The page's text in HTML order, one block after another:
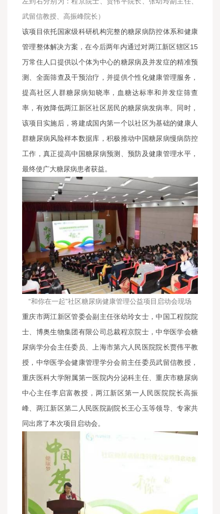
武留信教授、高振峰院长）
该项目依托国家级科研机构完整的糖尿病防控体系和健康
管理整体解决方案，在今后两年内通过对两江新区辖区15
万常住人口提供以个体为中心的糖尿病及并发症的精准预
测、全面筛查及干预治疗，并提供个性化健康管理服务，
提高社区人群糖尿病知晓率，血糖达标率和并发症筛查
率，有效降低两江新区社区居民的糖尿病发病率。同时，
该项目实施后，将建成国内第一个以社区为基础的健康人
群糖尿病风险样本数据库，积极推动中国糖尿病慢病防控
工作，真正提高中国糖尿病预测、预防及健康管理水平，
最终使广大糖尿病患者获益。
“和你在一起”社区糖尿病健康管理公益项目启动会现场
重庆市两江新区管委会副主任张幼玲女士，中国工程院院
士、博奥生物集团有限公司总裁程京院士，中华医学会糖
尿病学分会主任委员、上海市第六人民医院院长贾伟平教
授，中华医学会健康管理学分会前主任委员武留信教授，
重庆医科大学附属第一医院内分泌科主任、重庆市糖尿病
中心主任李启富教授，两江新区第一人民医院院长高振
峰、两江新区第二人民医院副院长王心玉等领导、专家共
同出席了本次项目启动会。